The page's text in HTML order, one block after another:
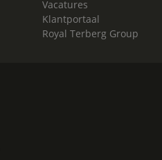
Vacatures
Klantportaal
Royal Terberg Group